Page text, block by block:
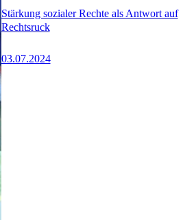
Stärkung sozialer Rechte als Antwort auf
Rechtsruck
03.07.2024